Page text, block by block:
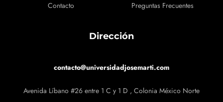
Contacto Preguntas Frecuentes
Dirección
contacto@universidadjosemarti.com
Avenida Líbano #26 entre 1 C y 1 D , Colonia México Norte